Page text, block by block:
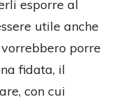
esporre al
utile anche
porre
fidata, il
con cui